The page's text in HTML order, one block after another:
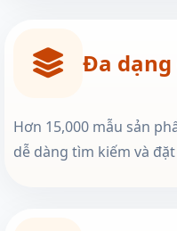
Đa dạng
Hơn 15,000 mẫu sản
dễ dàng tìm kiếm và